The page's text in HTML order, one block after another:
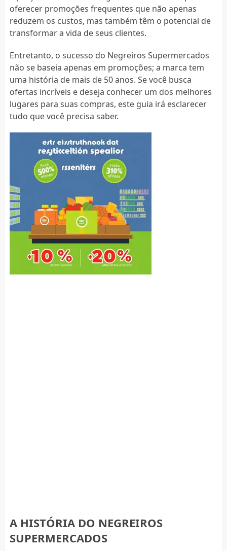
oferecer promoções frequentes que não apenas
reduzem os custos, mas também têm o potencial de
transformar a vida de seus clientes.
Entretanto, o sucesso do Negreiros Supermercados
não se baseia apenas em promoções; a marca tem
uma história de mais de 50 anos. Se você busca
ofertas incríveis e deseja conhecer um dos melhores
lugares para suas compras, este guia irá esclarecer
tudo que você precisa saber.
A HISTÓRIA DO NEGREIROS
SUPERMERCADOS